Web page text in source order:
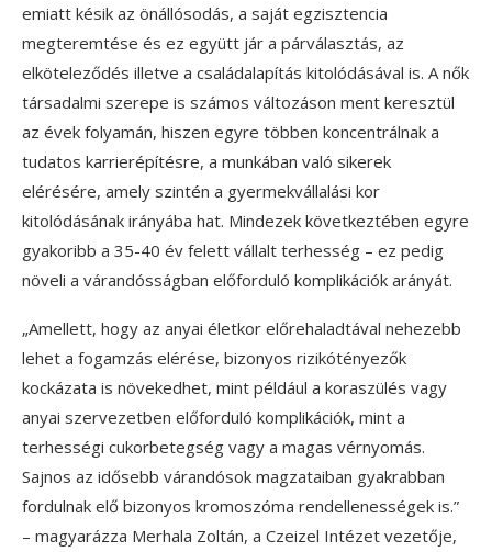
emiatt késik az önállósodás, a saját egzisztencia
megteremtése és ez együtt jár a párválasztás, az
elköteleződés illetve a családalapítás kitolódásával is. A nők
társadalmi szerepe is számos változáson ment keresztül
az évek folyamán, hiszen egyre többen koncentrálnak a
tudatos karrierépítésre, a munkában való sikerek
elérésére, amely szintén a gyermekvállalási kor
kitolódásának irányába hat. Mindezek következtében egyre
gyakoribb a 35-40 év felett vállalt terhesség – ez pedig
növeli a várandósságban előforduló komplikációk arányát.
„Amellett, hogy az anyai életkor előrehaladtával nehezebb
lehet a fogamzás elérése, bizonyos rizikótényezők
kockázata is növekedhet, mint például a koraszülés vagy
anyai szervezetben előforduló komplikációk, mint a
terhességi cukorbetegség vagy a magas vérnyomás.
Sajnos az idősebb várandósok magzataiban gyakrabban
fordulnak elő bizonyos kromoszóma rendellenességek is.”
– magyarázza Merhala Zoltán, a Czeizel Intézet vezetője,